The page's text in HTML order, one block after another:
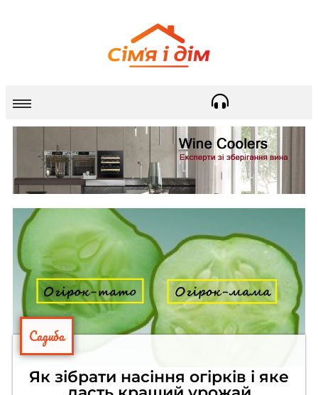
Садиба
Як зібрати насіння огірків і яке